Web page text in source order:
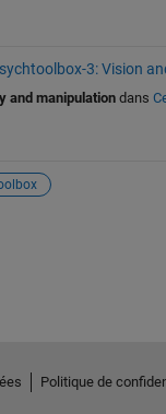
3: Vision
and manipulationdans
Politique de